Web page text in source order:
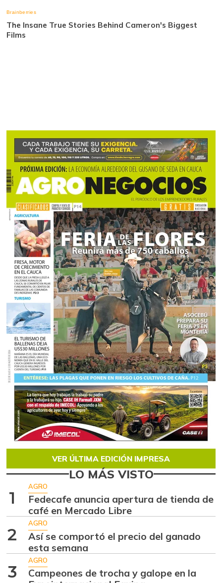
VER ÚLTIMA EDICIÓN IMPRESA
LO MÁS VISTO
1
AGRO
Fedecafe anuncia apertura de tienda de
café en Mercado Libre
2
AGRO
Así se comportó el precio del ganado
esta semana
3
AGRO
Campeones de trocha y galope en la